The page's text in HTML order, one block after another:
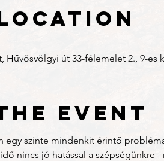
Hűvösvölgyi út 33-félemelet 2., 9-es
event
egy szinte mindenkit érintő
nincs jó hatással a szépségünkre